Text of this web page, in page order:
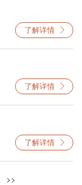
了解详情
了解详情
了解详情
>>